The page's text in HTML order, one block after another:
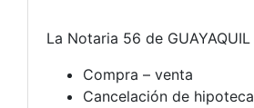
La Notaria 56 de
Compra – venta
Cancelación de hipoteca